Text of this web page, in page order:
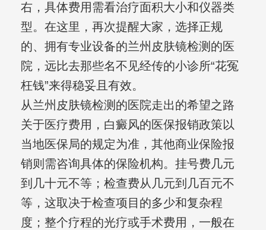
右，具体费用需看治疗面积大小和仪器类
型。在这里，再次提醒大家，选择正规
的、拥有专业设备的兰州皮肤镜检测的医
院，远比去那些名不见经传的小诊所“花冤
枉钱”来得稳妥且有效。
从兰州皮肤镜检测的医院走出的希望之路
关于医疗费用，白癜风的医保报销政策以
当地医保局的规定为准，其他商业保险报
销则需咨询具体的保险机构。挂号费几元
到几十元不等；检查费从几元到几百元不
等，这取决于检查项目的多少和复杂程
度；整个疗程的光疗或手术费用，一般在